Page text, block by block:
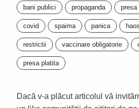
bani publici propaganda presa
covid spaima panica haos
restrictii vaccinare obligatorie
presa platita
Dacă v-a plăcut articolul vă